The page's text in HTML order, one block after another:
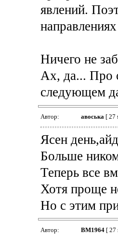
явлений.
Ничего не
Ах, да... Про
следующем
Автор: авоська[ 27
Ясен
Больше
Теперь все
Хотя проще
Но с этим
Автор: BM1964[ 27